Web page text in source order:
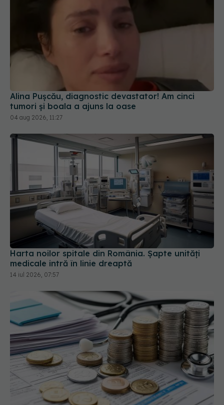
Alina Pușcău, diagnostic devastator! Am cinci
tumori și boala a ajuns la oase
04 aug 2026, 11:27
Harta noilor spitale din România. Șapte unități
medicale intră în linie dreaptă
14 iul 2026, 07:57